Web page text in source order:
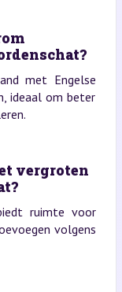
met Engelse
ideaal om beter
vergroten
ruimte voor
volgens